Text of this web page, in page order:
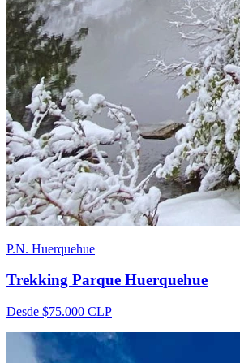
P.N. Huerquehue
Trekking Parque Huerquehue
Desde $75.000 CLP